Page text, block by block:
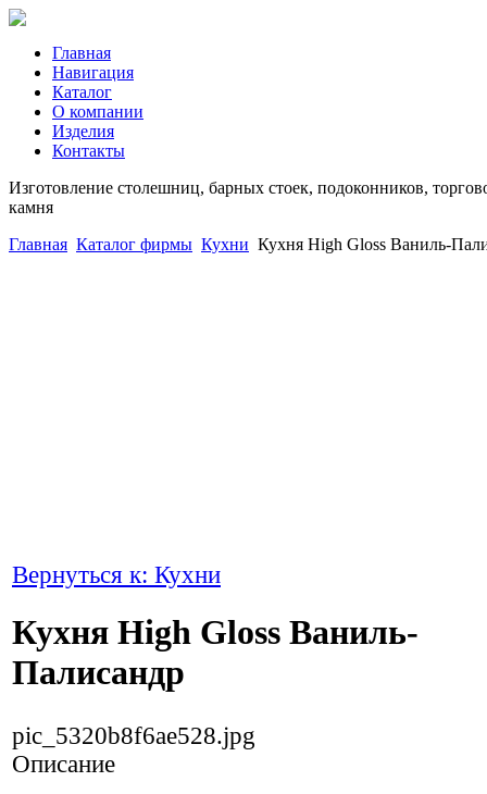
Главная
Навигация
Каталог
О компании
Изделия
Контакты
Изготовление столешниц, барных стоек, подоконников,
камня
Главная Каталог фирмы Кухни Кухня High Gloss Ваниль-
Вернуться к: Кухни
Кухня High Gloss Ваниль-
Палисандр
pic_5320b8f6ae528.jpg
Описание